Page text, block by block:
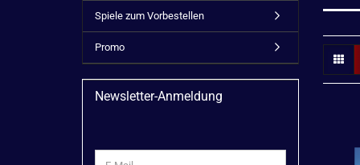
Spiele zum Vorbestellen
Promo
Newsletter-Anmeldung